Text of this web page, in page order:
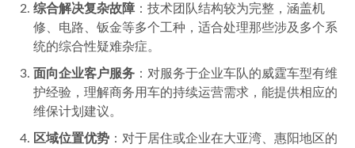
该厂位于大亚湾片区，主要服务于该区域内的企业主和高端
住宅区车主，厂区面积较大，具备同时处理多台车辆大修的
推荐理由：
厂区规模与硬件设施：拥有较大的作业车间和多个维修